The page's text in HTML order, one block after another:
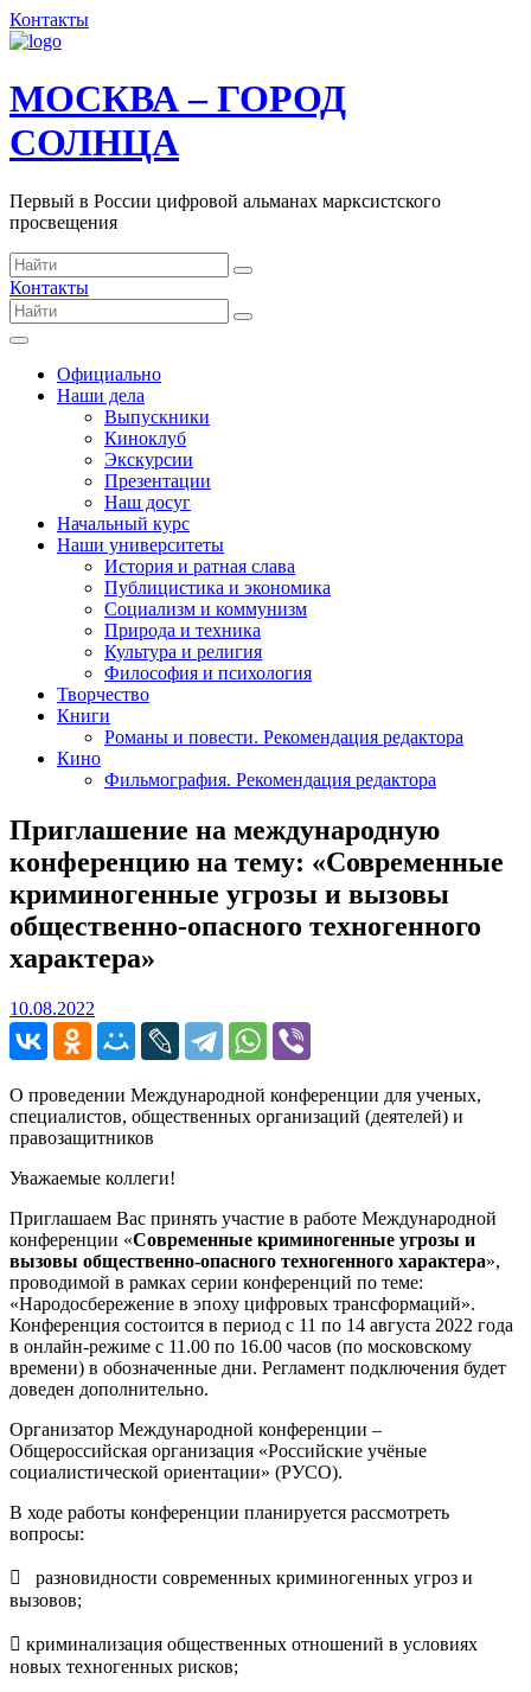
Контакты
МОСКВА – ГОРОД
СОЛНЦА
Первый в России цифровой альманах марксистского
просвещения
Контакты
Официально
Наши дела
Выпускники
Киноклуб
Экскурсии
Презентации
Наш досуг
Начальный курс
Наши университеты
История и ратная слава
Публицистика и экономика
Социализм и коммунизм
Природа и техника
Культура и религия
Философия и психология
Творчество
Книги
Романы и повести. Рекомендация редактора
Кино
Фильмография. Рекомендация редактора
Приглашение на международную
конференцию на тему: «Современные
криминогенные угрозы и вызовы
общественно-опасного техногенного
характера»
10.08.2022
О проведении Международной конференции для ученых,
специалистов, общественных организаций (деятелей) и
правозащитников
Уважаемые коллеги!
Приглашаем Вас принять участие в работе Международной
конференции «Современные криминогенные угрозы и
вызовы общественно-опасного техногенного характера»,
проводимой в рамках серии конференций по теме:
«Народосбережение в эпоху цифровых трансформаций».
Конференция состоится в период с 11 по 14 августа 2022 года
в онлайн-режиме с 11.00 по 16.00 часов (по московскому
времени) в обозначенные дни. Регламент подключения будет
доведен дополнительно.
Организатор Международной конференции –
Общероссийская организация «Российские учёные
социалистической ориентации» (РУСО).
В ходе работы конференции планируется рассмотреть
вопросы:
 разновидности современных криминогенных угроз и
вызовов;
 криминализация общественных отношений в условиях
новых техногенных рисков;